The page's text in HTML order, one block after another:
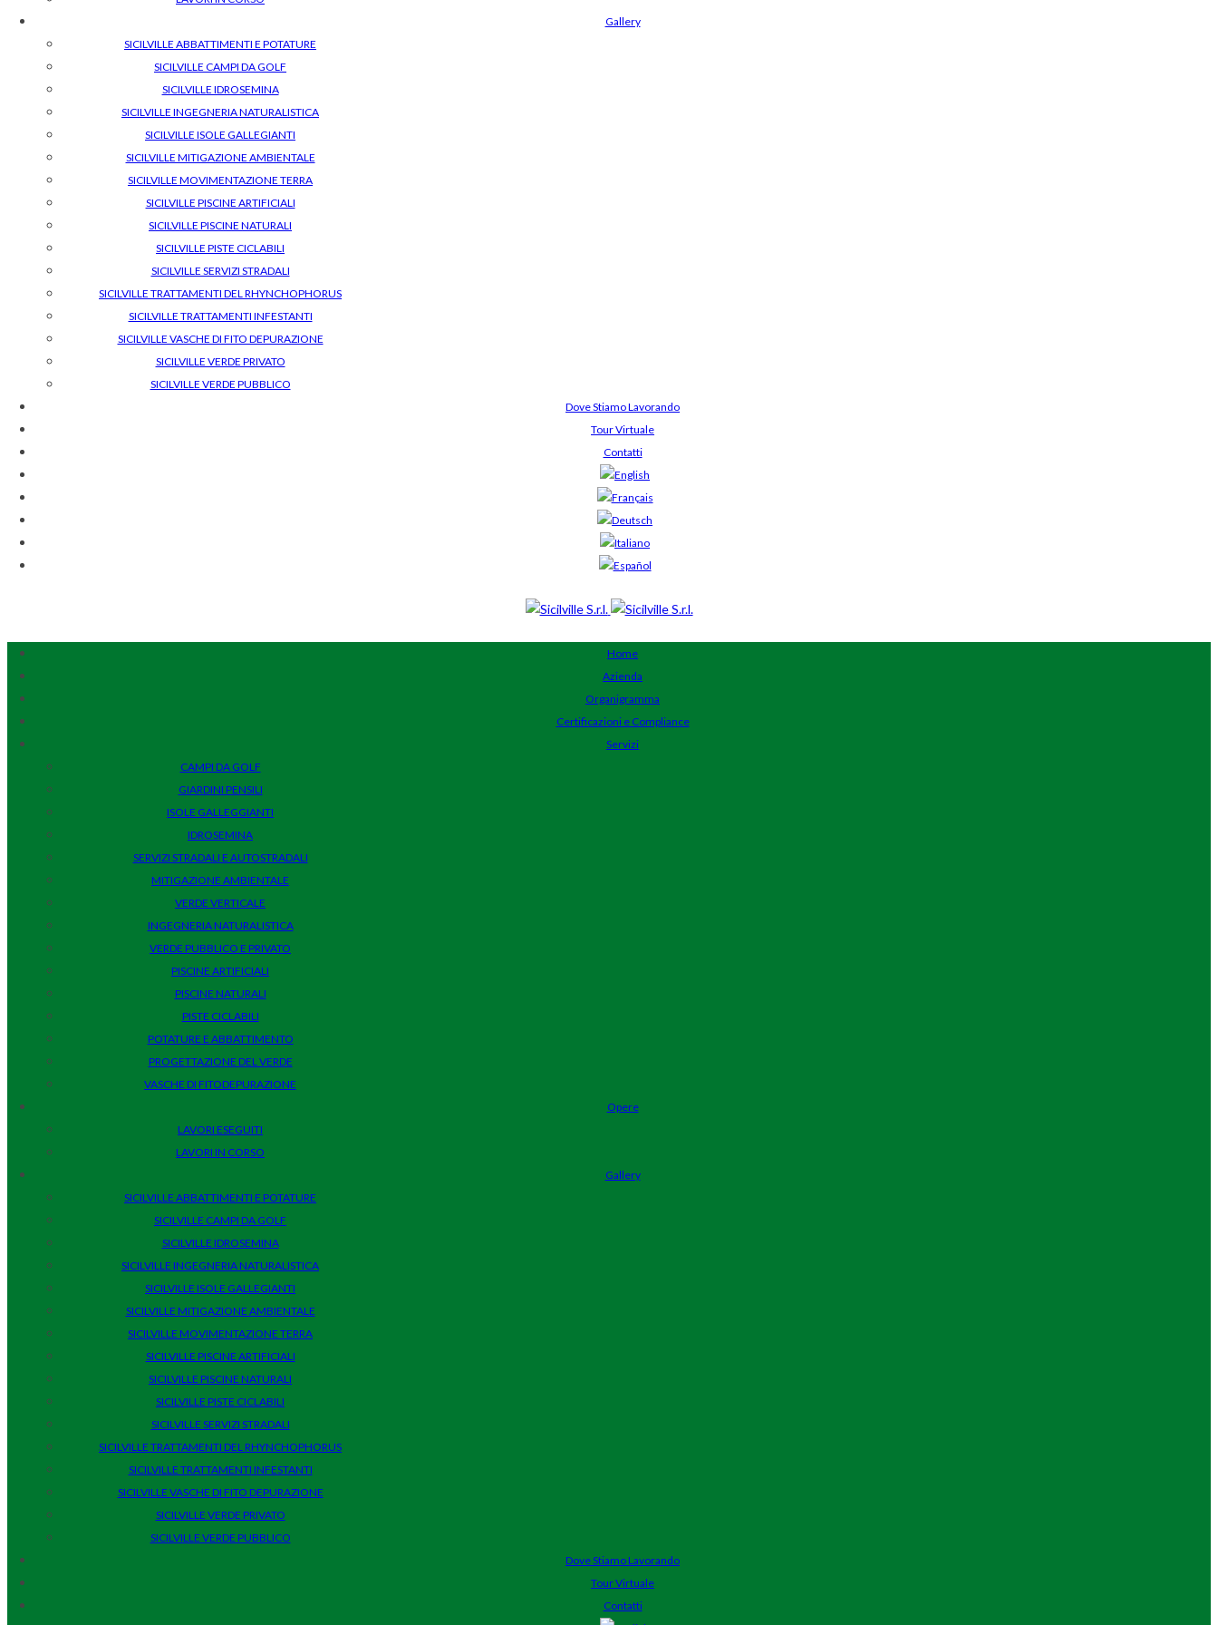
Gallery
SICILVILLE ABBATTIMENTI E POTATURE
SICILVILLE CAMPI DA GOLF
SICILVILLE IDROSEMINA
SICILVILLE INGEGNERIA NATURALISTICA
SICILVILLE ISOLE GALLEGIANTI
SICILVILLE MITIGAZIONE AMBIENTALE
SICILVILLE MOVIMENTAZIONE TERRA
SICILVILLE PISCINE ARTIFICIALI
SICILVILLE PISCINE NATURALI
SICILVILLE PISTE CICLABILI
SICILVILLE SERVIZI STRADALI
SICILVILLE TRATTAMENTI DEL RHYNCHOPHORUS
SICILVILLE TRATTAMENTI INFESTANTI
SICILVILLE VASCHE DI FITO DEPURAZIONE
SICILVILLE VERDE PRIVATO
SICILVILLE VERDE PUBBLICO
Dove Stiamo Lavorando
Tour Virtuale
Contatti
Home
Azienda
Organigramma
Certificazioni e Compliance
Servizi
CAMPI DA GOLF
GIARDINI PENSILI
ISOLE GALLEGGIANTI
IDROSEMINA
SERVIZI STRADALI E AUTOSTRADALI
MITIGAZIONE AMBIENTALE
VERDE VERTICALE
INGEGNERIA NATURALISTICA
VERDE PUBBLICO E PRIVATO
PISCINE ARTIFICIALI
PISCINE NATURALI
PISTE CICLABILI
POTATURE E ABBATTIMENTO
PROGETTAZIONE DEL VERDE
VASCHE DI FITODEPURAZIONE
Opere
LAVORI ESEGUITI
LAVORI IN CORSO
Gallery
SICILVILLE ABBATTIMENTI E POTATURE
SICILVILLE CAMPI DA GOLF
SICILVILLE IDROSEMINA
SICILVILLE INGEGNERIA NATURALISTICA
SICILVILLE ISOLE GALLEGIANTI
SICILVILLE MITIGAZIONE AMBIENTALE
SICILVILLE MOVIMENTAZIONE TERRA
SICILVILLE PISCINE ARTIFICIALI
SICILVILLE PISCINE NATURALI
SICILVILLE PISTE CICLABILI
SICILVILLE SERVIZI STRADALI
SICILVILLE TRATTAMENTI DEL RHYNCHOPHORUS
SICILVILLE TRATTAMENTI INFESTANTI
SICILVILLE VASCHE DI FITO DEPURAZIONE
SICILVILLE VERDE PRIVATO
SICILVILLE VERDE PUBBLICO
Dove Stiamo Lavorando
Tour Virtuale
Contatti